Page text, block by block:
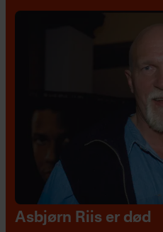
Asbjørn Riis er død